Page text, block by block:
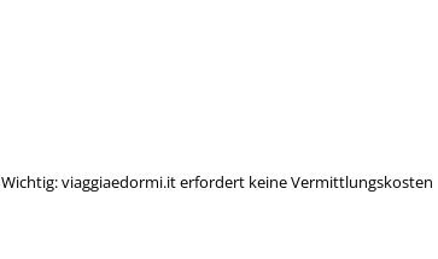
Wichtig: viaggiaedormi.it erfordert keine Vermittlungskosten